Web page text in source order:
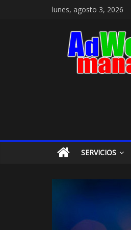
lunes, agosto 3, 2026
SERVICIOS